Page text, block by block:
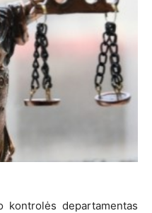
kontrolės departamentas